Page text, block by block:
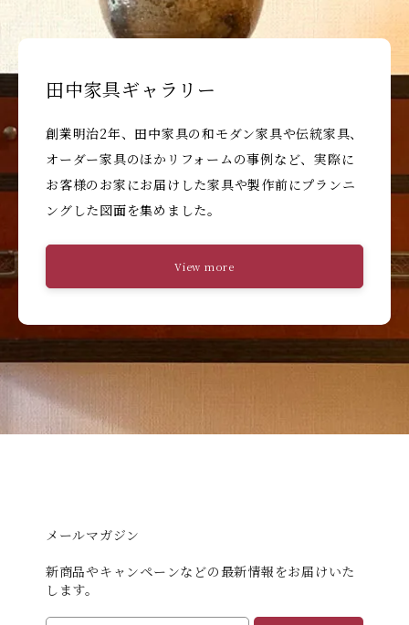
田中家具ギャラリー
創業明治2年、田中家具の和モダン家具や伝統家具、
オーダー家具のほかリフォームの事例など、実際に
お客様のお家にお届けした家具や製作前にプランニ
ングした図面を集めました。
View more
メールマガジン
新商品やキャンペーンなどの最新情報をお届けいた
します。